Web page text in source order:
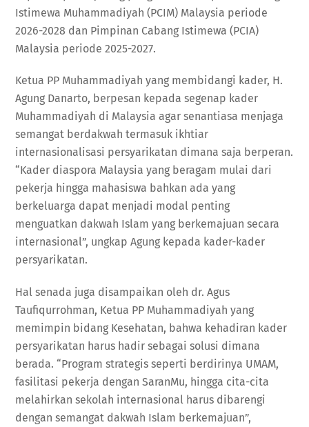
Istimewa Muhammadiyah (PCIM) Malaysia periode
2026-2028 dan Pimpinan Cabang Istimewa (PCIA)
Malaysia periode 2025-2027.
Ketua PP Muhammadiyah yang membidangi kader, H.
Agung Danarto, berpesan kepada segenap kader
Muhammadiyah di Malaysia agar senantiasa menjaga
semangat berdakwah termasuk ikhtiar
internasionalisasi persyarikatan dimana saja berperan.
“Kader diaspora Malaysia yang beragam mulai dari
pekerja hingga mahasiswa bahkan ada yang
berkeluarga dapat menjadi modal penting
menguatkan dakwah Islam yang berkemajuan secara
internasional”, ungkap Agung kepada kader-kader
persyarikatan.
Hal senada juga disampaikan oleh dr. Agus
Taufiqurrohman, Ketua PP Muhammadiyah yang
memimpin bidang Kesehatan, bahwa kehadiran kader
persyarikatan harus hadir sebagai solusi dimana
berada. “Program strategis seperti berdirinya UMAM,
fasilitasi pekerja dengan SaranMu, hingga cita-cita
melahirkan sekolah internasional harus dibarengi
dengan semangat dakwah Islam berkemajuan”,